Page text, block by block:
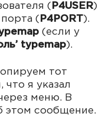
( P4USER)
( P4PORT).
(если у
typemap).
тот
я указал
меню. В
этом сообщение.